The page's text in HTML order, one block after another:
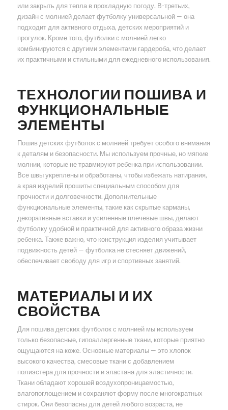
или закрыть для тепла в прохладную погоду. В-третьих,
дизайн с молнией делает футболку универсальной — она
подходит для активного отдыха, детских мероприятий и
прогулок. Кроме того, футболки с молнией легко
комбинируются с другими элементами гардероба, что делает
их практичными и стильными для ежедневного использования.
ТЕХНОЛОГИИ ПОШИВА И
ФУНКЦИОНАЛЬНЫЕ
ЭЛЕМЕНТЫ
Пошив детских футболок с молнией требует особого внимания
к деталям и безопасности. Мы используем прочные, но мягкие
молнии, которые не травмируют ребенка при использовании.
Все швы укреплены и обработаны, чтобы избежать натирания,
а края изделий прошиты специальным способом для
прочности и долговечности. Дополнительные
функциональные элементы, такие как скрытые карманы,
декоративные вставки и усиленные плечевые швы, делают
футболку удобной и практичной для активного образа жизни
ребенка. Также важно, что конструкция изделия учитывает
подвижность детей — футболка не стесняет движений,
обеспечивает свободу для игр и спортивных занятий.
МАТЕРИАЛЫ И ИХ
СВОЙСТВА
Для пошива детских футболок с молнией мы используем
только безопасные, гипоаллергенные ткани, которые приятно
ощущаются на коже. Основные материалы — это хлопок
высокого качества, смесовые ткани с добавлением
полиэстера для прочности и эластана для эластичности.
Ткани обладают хорошей воздухопроницаемостью,
влагопоглощением и сохраняют форму после многократных
стирок. Они безопасны для детей любого возраста, не